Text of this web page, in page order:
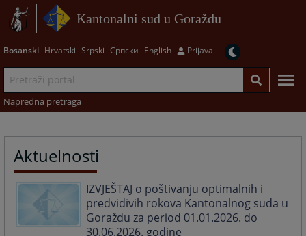
Kantonalni sud u Goraždu
Bosanski Hrvatski Srpski Српски English Prijava
Napredna pretraga
Aktuelnosti
IZVJEŠTAJ o poštivanju optimalnih i
predvidivih rokova Kantonalnog suda u
Goraždu za period 01.01.2026. do
30.06.2026. godine